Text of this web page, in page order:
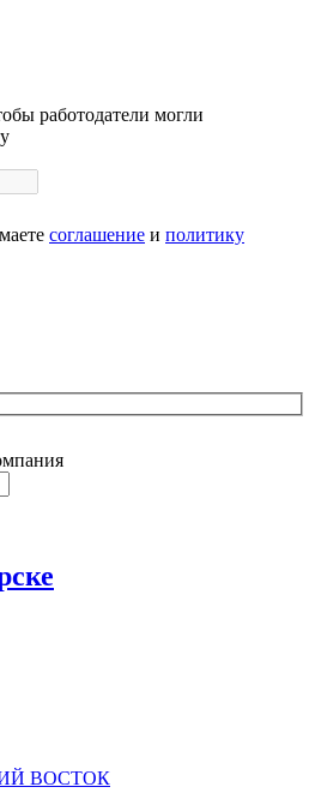
работодатели могли
соглашение и политику
ВОСТОК